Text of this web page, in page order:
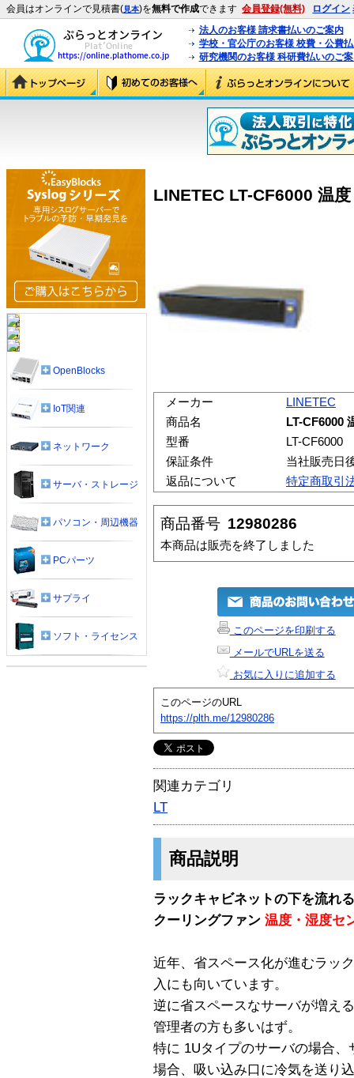
会員はオンラインで見積書(見本)を無料で作成できます 会員登録(無料) ログイン
法人のお客様 請求書払いのご案内
学校・官公庁のお客様 校費・公費
研究機関のお客様 科研費払いのご
LINETEC LT-CF6000 温
メーカー
LINETEC
商品名
LT-CF6000
型番
LT-CF6000
保証条件
当社販売日
返品について
特定商取引
商品番号 12980286
本商品は販売を終了しました
このページを印刷する
メールでURLを送る
お気に入りに追加する
このページのURL
https://plth.me/12980286
関連カテゴリ
LT
商品説明
ラックキャビネットの下を流れ
クーリングファン 温度・湿度セ
近年、省スペース化が進むラッ
入にも向いています。
逆に省スペースなサーバが増え
管理者の方も多いはず。
特に 1Uタイプのサーバの場合
場合、吸い込み口に冷気を送り
OpenBlocks
IoT関連
ネットワーク
サーバ・ストレージ
パソコン・周辺機器
PCパーツ
サプライ
ソフト・ライセンス